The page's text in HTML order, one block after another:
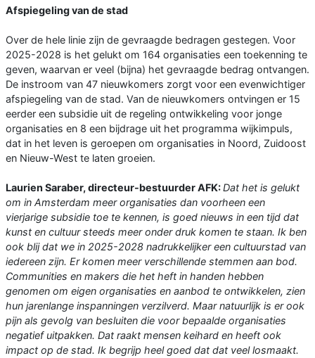
Afspiegeling van de stad
Over de hele linie zijn de gevraagde bedragen gestegen. Voor
2025-2028 is het gelukt om 164 organisaties een toekenning te
geven, waarvan er veel (bijna) het gevraagde bedrag ontvangen.
De instroom van 47 nieuwkomers zorgt voor een evenwichtiger
afspiegeling van de stad. Van de nieuwkomers ontvingen er 15
eerder een subsidie uit de regeling ontwikkeling voor jonge
organisaties en 8 een bijdrage uit het programma wijkimpuls,
dat in het leven is geroepen om organisaties in Noord, Zuidoost
en Nieuw-West te laten groeien.
Laurien Saraber, directeur-bestuurder AFK:Dat het is gelukt
om in Amsterdam meer organisaties dan voorheen een
vierjarige subsidie toe te kennen, is goed nieuws in een tijd dat
kunst en cultuur steeds meer onder druk komen te staan. Ik ben
ook blij dat we in 2025-2028 nadrukkelijker een cultuurstad van
iedereen zijn. Er komen meer verschillende stemmen aan bod.
Communities en makers die het heft in handen hebben
genomen om eigen organisaties en aanbod te ontwikkelen, zien
hun jarenlange inspanningen verzilverd. Maar natuurlijk is er ook
pijn als gevolg van besluiten die voor bepaalde organisaties
negatief uitpakken. Dat raakt mensen keihard en heeft ook
impact op de stad. Ik begrijp heel goed dat dat veel losmaakt.